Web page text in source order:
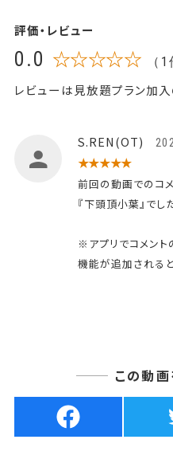
評価・レビュー
0.0 ☆☆☆☆☆ （
レビューは見放題プラン加
S.REN(OT)
★★★★★
前回の動画でのコ
『下頭頂小葉』でした
※アプリでコメン
機能が追加されると
この動